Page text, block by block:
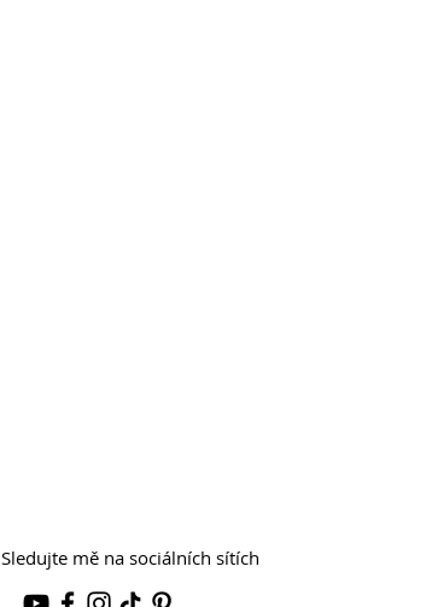
Sledujte mě na sociálních sítích